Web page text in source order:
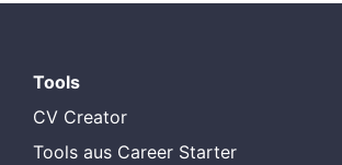
Tools
CV Creator
Tools aus Career Starter